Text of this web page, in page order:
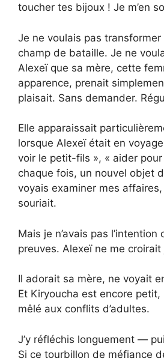
toucher tes bijoux ! Je m’en
Je ne voulais pas
champ de bataille. Je ne
Alexeï que sa mère, cette
apparence, prenait
plaisait. Sans demander.
Elle apparaissait
lorsque Alexeï était en
voir le petit-fils », « aider
chaque fois, un nouvel objet
voyais examiner mes affaires,
souriait.
Mais je n’avais pas l’intention
preuves. Alexeï ne me croirait
Il adorait sa mère, ne voyait
Et Kiryoucha est encore
mêlé aux conflits d’adultes.
J’y réfléchis longuement —
Si ce tourbillon de méfiance